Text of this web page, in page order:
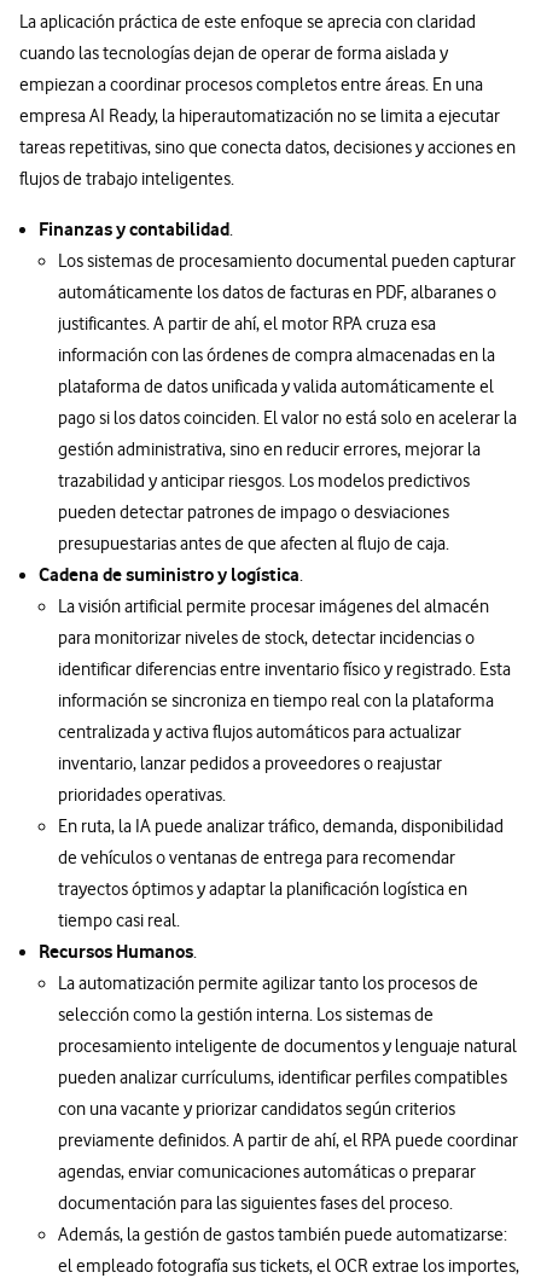
La aplicación práctica de este enfoque se aprecia con claridad
cuando las tecnologías dejan de operar de forma aislada y
empiezan a coordinar procesos completos entre áreas. En una
empresa AI Ready, la hiperautomatización no se limita a ejecutar
tareas repetitivas, sino que conecta datos, decisiones y acciones en
flujos de trabajo inteligentes.
Finanzas y contabilidad.
Los sistemas de procesamiento documental pueden capturar
automáticamente los datos de facturas en PDF, albaranes o
justificantes. A partir de ahí, el motor RPA cruza esa
información con las órdenes de compra almacenadas en la
plataforma de datos unificada y valida automáticamente el
pago si los datos coinciden. El valor no está solo en acelerar la
gestión administrativa, sino en reducir errores, mejorar la
trazabilidad y anticipar riesgos. Los modelos predictivos
pueden detectar patrones de impago o desviaciones
presupuestarias antes de que afecten al flujo de caja.
Cadena de suministro y logística.
La visión artificial permite procesar imágenes del almacén
para monitorizar niveles de stock, detectar incidencias o
identificar diferencias entre inventario físico y registrado. Esta
información se sincroniza en tiempo real con la plataforma
centralizada y activa flujos automáticos para actualizar
inventario, lanzar pedidos a proveedores o reajustar
prioridades operativas.
En ruta, la IA puede analizar tráfico, demanda, disponibilidad
de vehículos o ventanas de entrega para recomendar
trayectos óptimos y adaptar la planificación logística en
tiempo casi real.
Recursos Humanos.
La automatización permite agilizar tanto los procesos de
selección como la gestión interna. Los sistemas de
procesamiento inteligente de documentos y lenguaje natural
pueden analizar currículums, identificar perfiles compatibles
con una vacante y priorizar candidatos según criterios
previamente definidos. A partir de ahí, el RPA puede coordinar
agendas, enviar comunicaciones automáticas o preparar
documentación para las siguientes fases del proceso.
Además, la gestión de gastos también puede automatizarse:
el empleado fotografía sus tickets, el OCR extrae los importes,